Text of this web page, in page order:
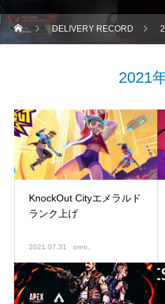
DELIVERY RECORD
2021
KnockOut Cityエメラルド
ランク上げ
2021.07.31 oreo。